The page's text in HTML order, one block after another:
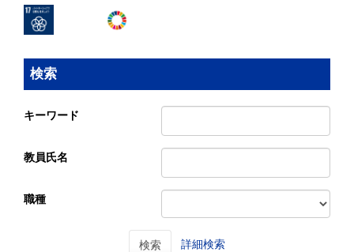
検索
キーワード
教員氏名
職種
検索 詳細検索